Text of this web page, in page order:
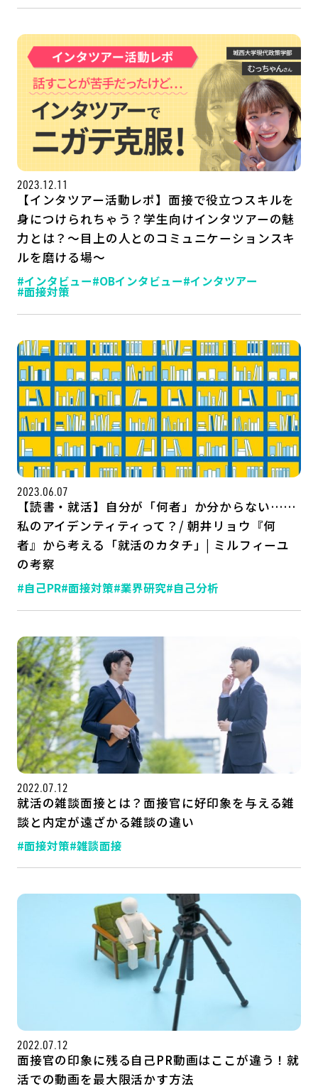
2023.12.11
【インタツアー活動レポ】面接で役立つスキルを
身につけられちゃう？学生向けインタツアーの魅
力とは？～目上の人とのコミュニケーションスキ
ルを磨ける場～
#インタビュー#OBインタビュー#インタツアー
#面接対策
2023.06.07
【読書・就活】自分が「何者」か分からない……
私のアイデンティティって？/ 朝井リョウ『何
者』から考える「就活のカタチ」| ミルフィーユ
の考察
#自己PR#面接対策#業界研究#自己分析
2022.07.12
就活の雑談面接とは？面接官に好印象を与える雑
談と内定が遠ざかる雑談の違い
#面接対策#雑談面接
2022.07.12
面接官の印象に残る自己PR動画はここが違う！就
活での動画を最大限活かす方法